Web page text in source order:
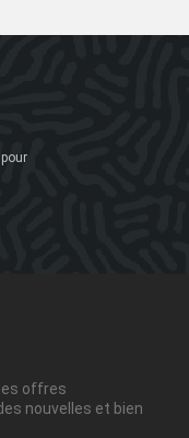
offres
nouvelles et bien